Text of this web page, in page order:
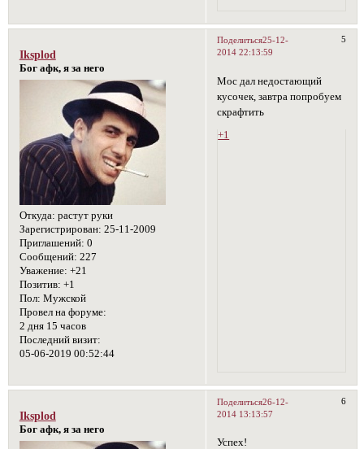
Поделиться 5
25-12-
2014 22:13:59
Iksplod
Бог афк, я за него
Откуда: растут руки
Зарегистрирован: 25-11-2009
Приглашений: 0
Сообщений: 227
Уважение: +21
Позитив: +1
Пол: Мужской
Провел на форуме:
2 дня 15 часов
Последний визит:
05-06-2019 00:52:44
Мос дал недостающий
кусочек, завтра попробуем
скрафтить
+1
Поделиться 6
26-12-
2014 13:13:57
Iksplod
Бог афк, я за него
Успех!